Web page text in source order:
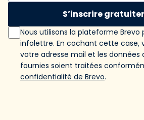
S’inscrire
Nous utilisons la plateforme
infolettre. En cochant cette case,
votre adresse mail et les données
fournies soient traitées
confidentialité de Brevo.